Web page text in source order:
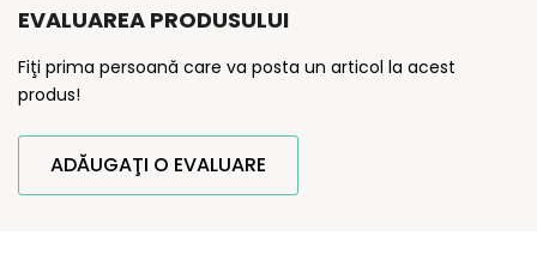
EVALUAREA PRODUSULUI
Fiţi prima persoană care va posta un articol la acest
produs!
ADĂUGAŢI O EVALUARE